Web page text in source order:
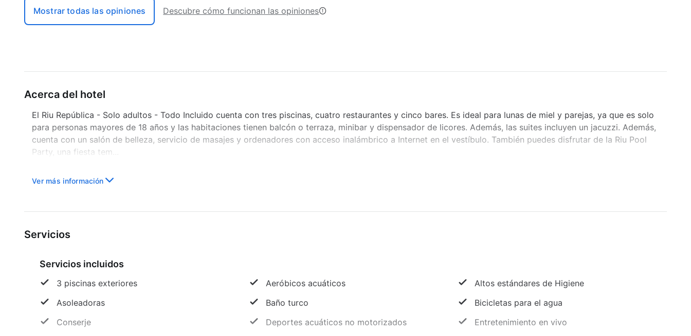
Mostrar todas las opiniones Descubre cómo funcionan las opiniones
Acerca del hotel
El Riu República - Solo adultos - Todo Incluido cuenta con tres piscinas, cuatro restaurantes y cinco bares. Es ideal para lunas de miel y parejas, ya que es solo
para personas mayores de 18 años y las habitaciones tienen balcón o terraza, minibar y dispensador de licores. Además, las suites incluyen un jacuzzi. Además,
cuenta con un salón de belleza, servicio de masajes y ordenadores con acceso inalámbrico a Internet en el vestíbulo. También puedes disfrutar de la Riu Pool
Party, una fiesta tem...
Ver más información
Servicios
Servicios incluidos
3 piscinas exteriores Aeróbicos acuáticos
Altos estándares de Higiene
Asoleadoras
Baño turco
Bicicletas para el agua
Conserje
Deportes acuáticos no motorizados
Entretenimiento en vivo